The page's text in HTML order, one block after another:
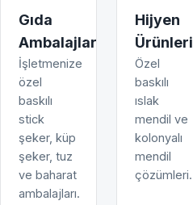
Gıda
Ambalajları
İşletmenize
özel
baskılı
stick
şeker, küp
şeker, tuz
ve baharat
ambalajları.
Hijyen
Ürünleri
Özel
baskılı
ıslak
mendil ve
kolonyalı
mendil
çözümleri.